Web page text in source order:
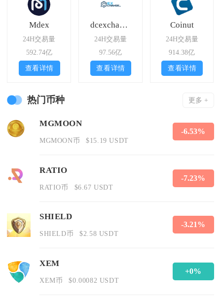
Mdex
24H交易量
592.74亿
查看详情
dcexchange
24H交易量
97.56亿
查看详情
Coinut
24H交易量
914.38亿
查看详情
热门币种 更多 +
MGMOON
MGMOON币 $15.19 USDT
-6.53%
RATIO
RATIO币 $6.67 USDT
-7.23%
SHIELD
SHIELD币 $2.58 USDT
-3.21%
XEM
XEM币 $0.00082 USDT
+0%